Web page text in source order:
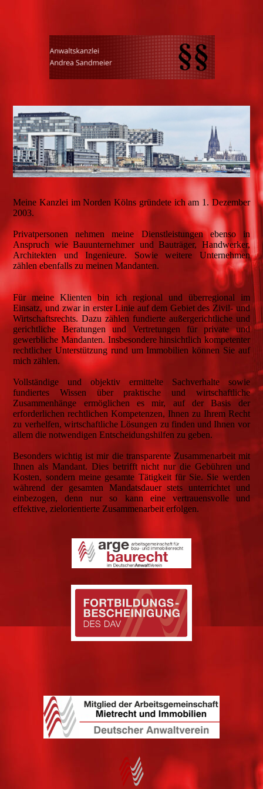
Meine Kanzlei im Norden Kölns gründete ich am 1. Dezember
2003.
Privatpersonen nehmen meine Dienstleistungen ebenso in
Anspruch wie Bauunternehmer und Bauträger, Handwerker,
Architekten und Ingenieure. Sowie weitere Unternehmen
zählen ebenfalls zu meinen Mandanten.
Für meine Klienten bin ich regional und überregional im
Einsatz, und zwar in erster Linie auf dem Gebiet des Zivil- und
Wirtschaftsrechts. Dazu zählen fundierte außergerichtliche und
gerichtliche Beratungen und Vertretungen für private und
gewerbliche Mandanten. Insbesondere hinsichtlich kompetenter
rechtlicher Unterstützung rund um Immobilien können Sie auf
mich zählen.
Vollständige und objektiv ermittelte Sachverhalte sowie
fundiertes Wissen über praktische und wirtschaftliche
Zusammenhänge ermöglichen es mir, auf der Basis der
erforderlichen rechtlichen Kompetenzen, Ihnen zu Ihrem Recht
zu verhelfen, wirtschaftliche Lösungen zu finden und Ihnen vor
allem die notwendigen Entscheidungshilfen zu geben.
Besonders wichtig ist mir die transparente Zusammenarbeit mit
Ihnen als Mandant. Dies betrifft nicht nur die Gebühren und
Kosten, sondern meine gesamte Tätigkeit für Sie. Sie werden
während der gesamten Mandatsdauer stets unterrichtet und
einbezogen, denn nur so kann eine vertrauensvolle und
effektive, zielorientierte Zusammenarbeit erfolgen.